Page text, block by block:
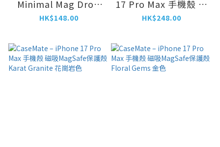
Minimal Mag Drop
Proof Case For
HK$148.00
17 Pro Max 手機殼 磁
吸MagSafe保護殼
Silver 亮銀色
HK$248.00